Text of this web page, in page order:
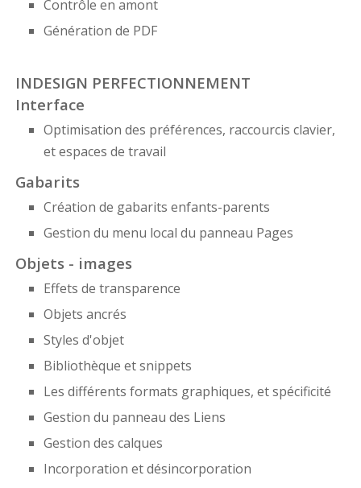
Contrôle en amont
Génération de PDF
INDESIGN PERFECTIONNEMENT
Interface
Optimisation des préférences, raccourcis clavier,
et espaces de travail
Gabarits
Création de gabarits enfants-parents
Gestion du menu local du panneau Pages
Objets - images
Effets de transparence
Objets ancrés
Styles d'objet
Bibliothèque et snippets
Les différents formats graphiques, et spécificité
Gestion du panneau des Liens
Gestion des calques
Incorporation et désincorporation